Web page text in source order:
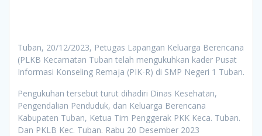
Tuban, 20/12/2023, Petugas Lapangan Keluarga Berencana
(PLKB Kecamatan Tuban telah mengukuhkan kader Pusat
Informasi Konseling Remaja (PIK-R) di SMP Negeri 1 Tuban.
Pengukuhan tersebut turut dihadiri Dinas Kesehatan,
Pengendalian Penduduk, dan Keluarga Berencana
Kabupaten Tuban, Ketua Tim Penggerak PKK Keca. Tuban.
Dan PKLB Kec. Tuban. Rabu 20 Desember 2023